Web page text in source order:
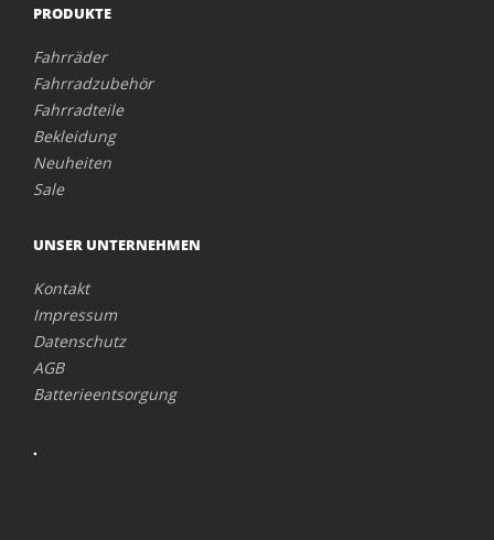
PRODUKTE
Fahrräder
Fahrradzubehör
Fahrradteile
Bekleidung
Neuheiten
Sale
UNSER UNTERNEHMEN
Kontakt
Impressum
Datenschutz
AGB
Batterieentsorgung
.